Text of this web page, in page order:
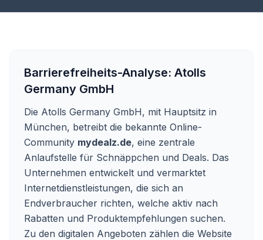
Barrierefreiheits-Analyse: Atolls
Germany GmbH
Die Atolls Germany GmbH, mit Hauptsitz in
München, betreibt die bekannte Online-
Community mydealz.de, eine zentrale
Anlaufstelle für Schnäppchen und Deals. Das
Unternehmen entwickelt und vermarktet
Internetdienstleistungen, die sich an
Endverbraucher richten, welche aktiv nach
Rabatten und Produktempfehlungen suchen.
Zu den digitalen Angeboten zählen die Website